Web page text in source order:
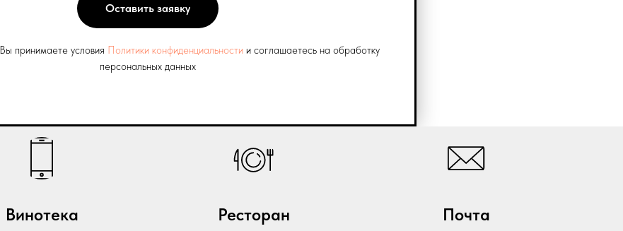
Оставить заявку
принимаете условия Политики конфиденциальности и соглашаетесь на обработку
персональных данных
Винотека Ресторан Почта